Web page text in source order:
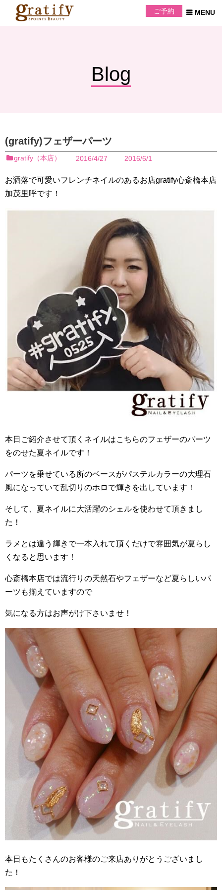
ご予約
Blog
(gratify)フェザーパーツ
2016/4/27 2016/6/1
gratify（本店）
お洒落で可愛いフレンチネイルのあるお店gratify心斎橋本店
加茂里呼です！
本日ご紹介させて頂くネイルはこちらのフェザーのパーツ
をのせた夏ネイルです！
パーツを乗せている所のベースがパステルカラーの大理石
風になっていて乱切りのホロで輝きを出しています！
そして、夏ネイルに大活躍のシェルを使わせて頂きまし
た！
ラメとは違う輝きで一本入れて頂くだけで雰囲気が夏らし
くなると思います！
心斎橋本店では流行りの天然石やフェザーなど夏らしいパ
ーツも揃えていますので
気になる方はお声がけ下さいませ！
本日もたくさんのお客様のご来店ありがとうございまし
た！